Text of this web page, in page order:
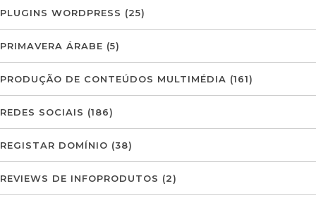
PLUGINS WORDPRESS (25)
PRIMAVERA ÁRABE (5)
PRODUÇÃO DE CONTEÚDOS MULTIMÉDIA (161)
REDES SOCIAIS (186)
REGISTAR DOMÍNIO (38)
REVIEWS DE INFOPRODUTOS (2)